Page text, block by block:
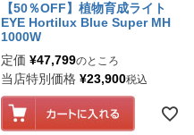
【50％OFF】植物育成ライト
EYE Hortilux Blue Super MH
1000W
定価 ¥47,799のところ
当店特別価格 ¥23,900税込